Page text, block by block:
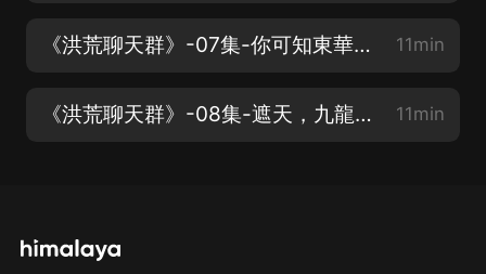
《洪荒聊天群》-07集-你可知東華紫府少陽帝君【這嬴政居然能夠參破】 11min
《洪荒聊天群》-08集-遮天，九龍葬天棺，葉黑【有人知道九龍葬天棺嗎】 11min